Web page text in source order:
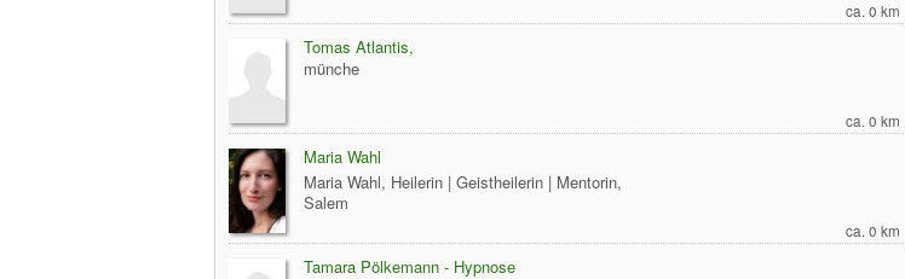
ca. 0 km
ca. 0 km
Tomas Atlantis,
münche
ca. 0 km
Maria Wahl
Maria Wahl, Heilerin | Geistheilerin | Mentorin,
Salem
Tamara Pölkemann - Hypnose